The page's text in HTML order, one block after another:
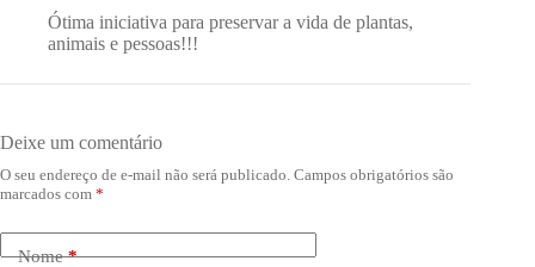
Ótima iniciativa para preservar a vida de plantas,
animais e pessoas!!!
Deixe um comentário
O seu endereço de e-mail não será publicado. Campos obrigatórios são
marcados com *
Nome*